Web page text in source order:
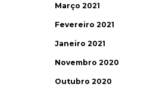
Março 2021
Fevereiro 2021
Janeiro 2021
Novembro 2020
Outubro 2020